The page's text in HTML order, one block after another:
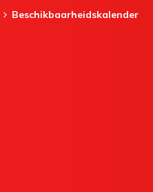
Beschikbaarheidskalender